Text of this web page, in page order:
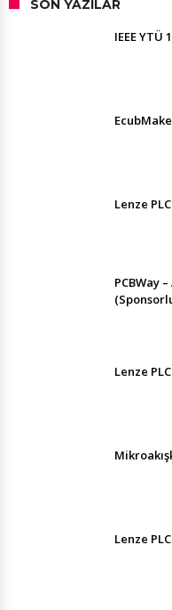
SON YAZILAR
IEEE YTÜ
Lenze
PCBWay
Lenze
Lenze